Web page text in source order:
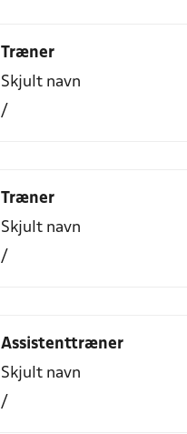
Træner
Skjult navn
/
Træner
Skjult navn
/
Assistenttræner
Skjult navn
/